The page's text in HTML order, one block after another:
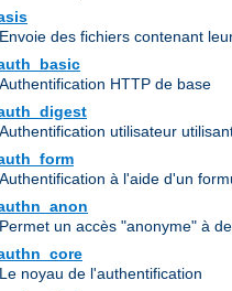
Envoie des fichiers contenant
Authentification HTTP de base
Authentification utilisateur
Authentification à l'aide d'un
Permet un accès "anonyme" à
Le noyau de l'authentification